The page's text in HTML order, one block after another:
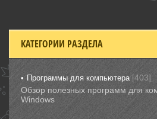
КАТЕГОРИИ РАЗДЕЛА
Программы для компьютера [403]
Обзор полезных программ для
Windows